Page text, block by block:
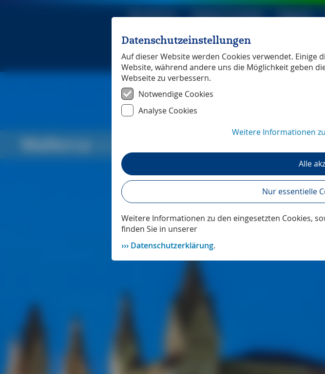
Reiseführer Digitale Produkte Magazin
Michael Müller Verlag
Mallorca
Datenschutzeinstellungen
Auf dieser Website werden Cookies verwendet. Einige
Website, während andere uns die Möglichkeit geben
Webseite zu verbessern.
Notwendige Cookies
Analyse Cookies
Weitere Informationen
Alle
Nur essentielle
Weitere Informationen zu den eingesetzten Cookies,
finden Sie in unserer
Datenschutzerklärung.